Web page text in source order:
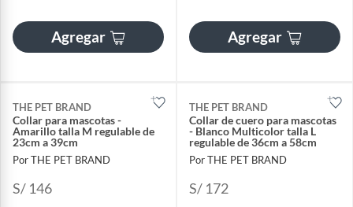
Agregar Agregar
THE PET BRAND
Collar para mascotas -
Amarillo talla M regulable de
23cm a 39cm
Por THE PET BRAND
S/ 146
THE PET BRAND
Collar de cuero para mascotas
- Blanco Multicolor talla L
regulable de 36cm a 58cm
Por THE PET BRAND
S/ 172